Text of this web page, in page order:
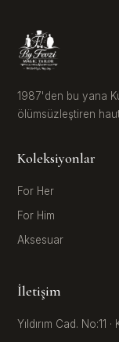
1987'den bu yana
ölümsüzleştiren
Koleksiyonlar
For Her
For Him
Aksesuar
İletişim
Yıldırım Cad. No:11 ·